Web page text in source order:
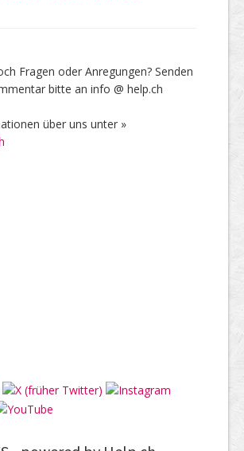
Fragen oder Anregungen? Senden
bitte an info @ help.ch
über uns unter »